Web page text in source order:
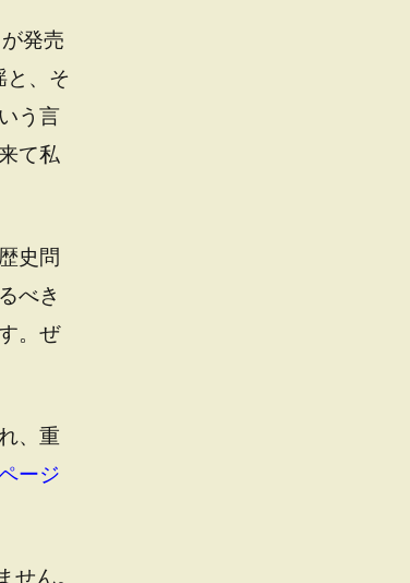
が発売
と、そ
う言
て私
史問
べき
。ぜ
、重
ージ
ん。